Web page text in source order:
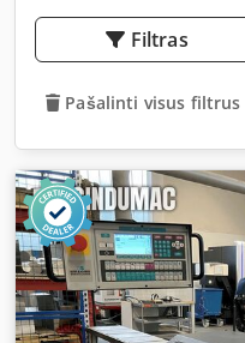
Filtras
Pašalinti visus filtrus